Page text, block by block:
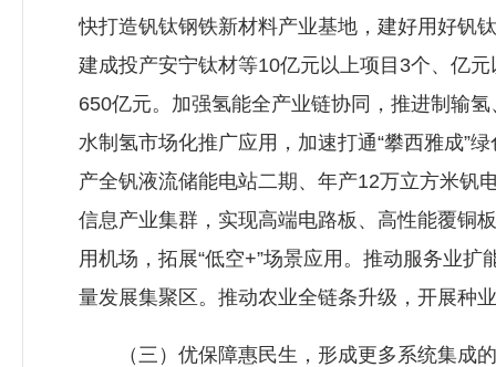
快打造钒钛钢铁新材料产业基地，建好用好钒
建成投产安宁钛材等10亿元以上项目3个、亿
650亿元。加强氢能全产业链协同，推进制输
水制氢市场化推广应用，加速打通“攀西雅成”
产全钒液流储能电站二期、年产12万立方米钒
信息产业集群，实现高端电路板、高性能覆铜
用机场，拓展“低空+”场景应用。推动服务业
量发展集聚区。推动农业全链条升级，开展种
（三）优保障惠民生，形成更多系统集成